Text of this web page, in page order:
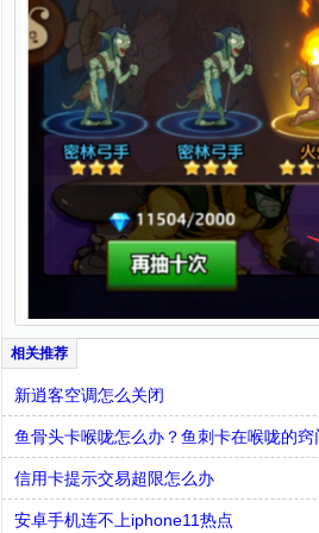
新逍客空调怎么关闭
鱼骨头卡喉咙怎么办？鱼刺卡在喉咙的窍
信用卡提示交易超限怎么办
安卓手机连不上iphone11热点